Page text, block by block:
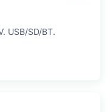
USB/SD/BT.